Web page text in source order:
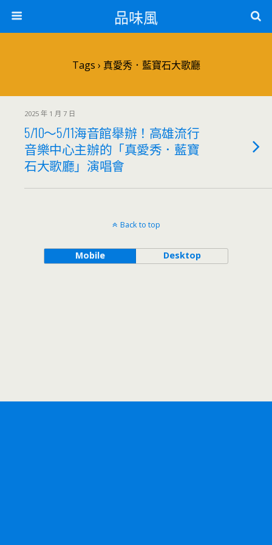
品味風
Tags › 真愛秀．藍寶石大歌廳
2025 年 1 月 7 日
5/10～5/11海音館舉辦！高雄流行
音樂中心主辦的「真愛秀．藍寶
石大歌廳」演唱會
Back to top
Mobile Desktop